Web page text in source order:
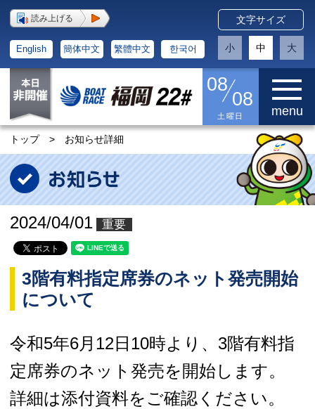
読み上げる
English 簡体中文 繁體中文 한국어
文字サイズ
小 中 大
08
08
土曜日 menu
トップ > お知らせ詳細
2024/04/01 重要
3階有料指定席券のネット発売開始
について
令和5年6月12日10時より、3階有料指
定席券のネット発売を開始します。
詳細は添付資料をご確認ください。